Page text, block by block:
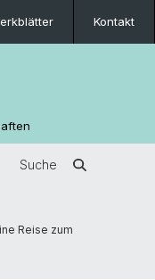
Kontakt
Suche
Reise zum